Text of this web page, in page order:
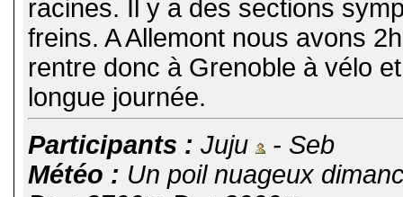
racines. Il y a des sections
freins. A Allemont nous avons
rentre donc à Grenoble à vélo
longue journée.
Participants : Juju
- Seb
Météo : Un poil nuageux